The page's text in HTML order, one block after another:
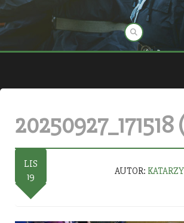
LIS
19
AUTOR: